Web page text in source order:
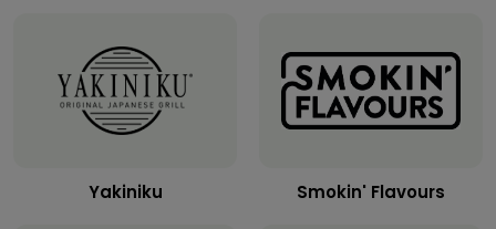
Yakiniku Smokin' Flavours